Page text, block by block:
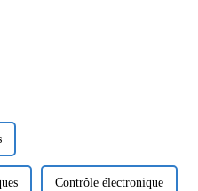
Contrôle électronique